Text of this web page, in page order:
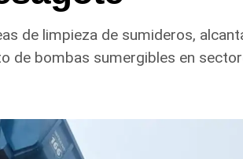
de limpieza de sumideros,
de bombas sumergibles en